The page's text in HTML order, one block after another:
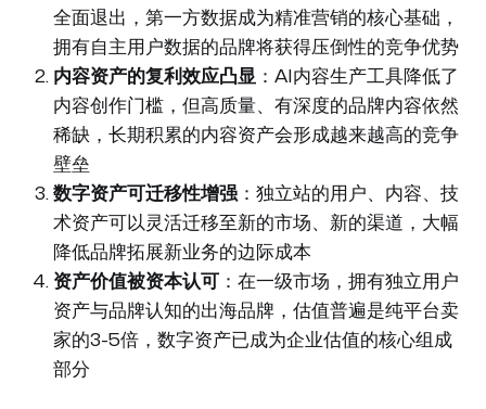
全面退出，第一方数据成为精准营销的核心基础，
拥有自主用户数据的品牌将获得压倒性的竞争优势
内容资产的复利效应凸显 ：AI内容生产工具降低了
内容创作门槛，但高质量、有深度的品牌内容依然
稀缺，长期积累的内容资产会形成越来越高的竞争
壁垒
数字资产可迁移性增强：独立站的用户、内容、技
术资产可以灵活迁移至新的市场、新的渠道，大幅
降低品牌拓展新业务的边际成本
资产价值被资本认可：在一级市场，拥有独立用户
资产与品牌认知的出海品牌，估值普遍是纯平台卖
家的3-5倍，数字资产已成为企业估值的核心组成
部分